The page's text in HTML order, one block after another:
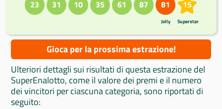
23 31 10 35 61 87 81
Jolly
15
Superstar
Gioca per la prossima estrazione!
Ulteriori dettagli sui risultati di questa estrazione del
SuperEnalotto, come il valore dei premi e il numero
dei vincitori per ciascuna categoria, sono riportati di
seguito: